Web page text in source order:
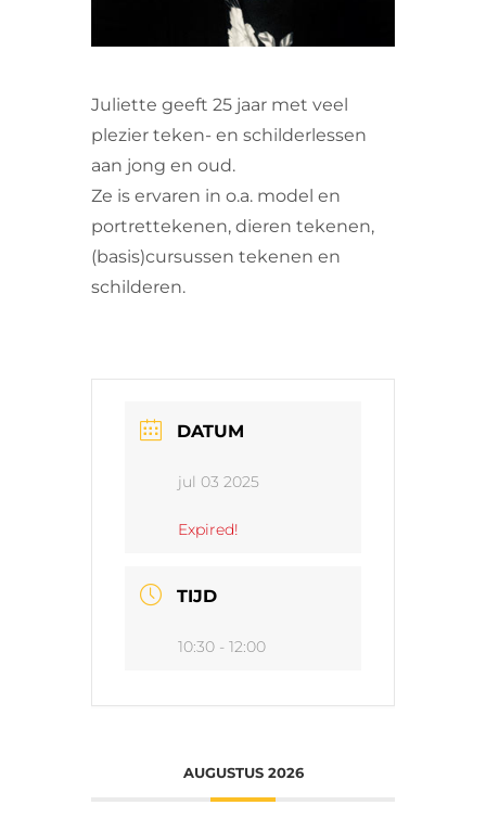
Juliette geeft 25 jaar met veel
plezier teken- en schilderlessen
aan jong en oud.
Ze is ervaren in o.a. model en
portrettekenen, dieren tekenen,
(basis)cursussen tekenen en
schilderen.
DATUM
jul 03 2025
Expired!
TIJD
10:30 - 12:00
AUGUSTUS 2026